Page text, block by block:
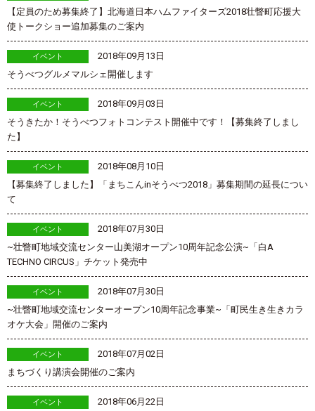
【定員のため募集終了】北海道日本ハムファイターズ2018壮瞥町応援大
使トークショー追加募集のご案内
イベント
2018年09月13日
そうべつグルメマルシェ開催します
イベント
2018年09月03日
そうきたか！そうべつフォトコンテスト開催中です！【募集終了しまし
た】
イベント
2018年08月10日
【募集終了しました】「まちこんinそうべつ2018」募集期間の延長につい
て
イベント
2018年07月30日
~壮瞥町地域交流センター山美湖オープン10周年記念公演~「白A
TECHNO CIRCUS」チケット発売中
イベント
2018年07月30日
~壮瞥町地域交流センターオープン10周年記念事業~「町民生き生きカラ
オケ大会」開催のご案内
イベント
2018年07月02日
まちづくり講演会開催のご案内
イベント
2018年06月22日